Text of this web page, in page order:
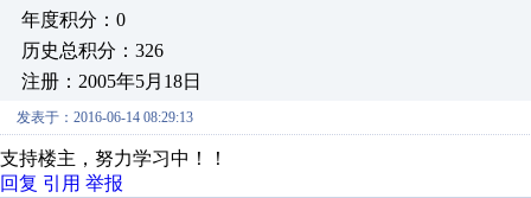
年度积分：0
历史总积分：326
注册：2005年5月18日
发表于：2016-06-14 08:29:13
支持楼主，努力学习中！！
回复 引用 举报